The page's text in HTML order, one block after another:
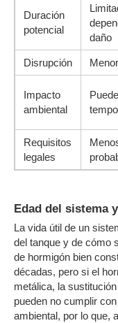
Duración
potencial
daño
Disrupción Menor
Impacto
ambiental
Requisitos
legales
Edad del sistema
La vida útil de un
del tanque y de cómo
de hormigón bien
décadas, pero si el
metálica, la
pueden no cumplir
ambiental, por lo que,